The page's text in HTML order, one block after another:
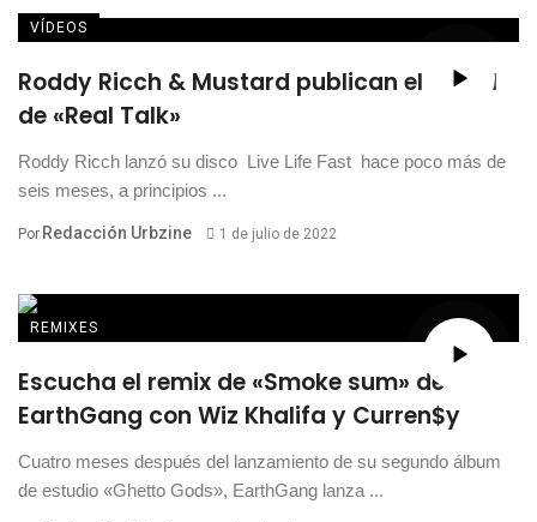
VÍDEOS
Roddy Ricch & Mustard publican el visual
de «Real Talk»
Roddy Ricch lanzó su disco Live Life Fast hace poco más de
seis meses, a principios ...
Por Redacción Urbzine 1 de julio de 2022
REMIXES
Escucha el remix de «Smoke sum» de
EarthGang con Wiz Khalifa y Curren$y
Cuatro meses después del lanzamiento de su segundo álbum
de estudio «Ghetto Gods», EarthGang lanza ...